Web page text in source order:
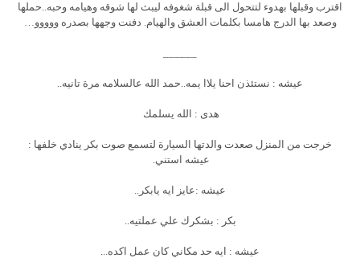
اقترب وقبلها بهدوء لتتحول الى قبلة شغوفه ليبث لها شوقه وهيامه وحبه..حملها
وصعد بها الدرج هامسا بكلمات العشق والهيام. دفنت وجهها بصدره ووووو…
عيشه : نستئذن احنا يلاا يمه..حمد الله عالسلامه مرة تانيه..
هدى : الله يسلمك
خرجت من المنزل صعدت والدتها السيارة لتسمع صوت بكر ينادي خلفها :
عيشه استني.
عيشه :عايز ايه يابكر..
بكر : بشكرك علي عملتيه..
عيشه : ايه حد مكاني كان عمل اكده...